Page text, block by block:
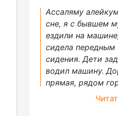
Ассаляму
сне, я с бывшем
ездили на
сидела передным
сидения. Дети
водил машину.
прямая, рядом